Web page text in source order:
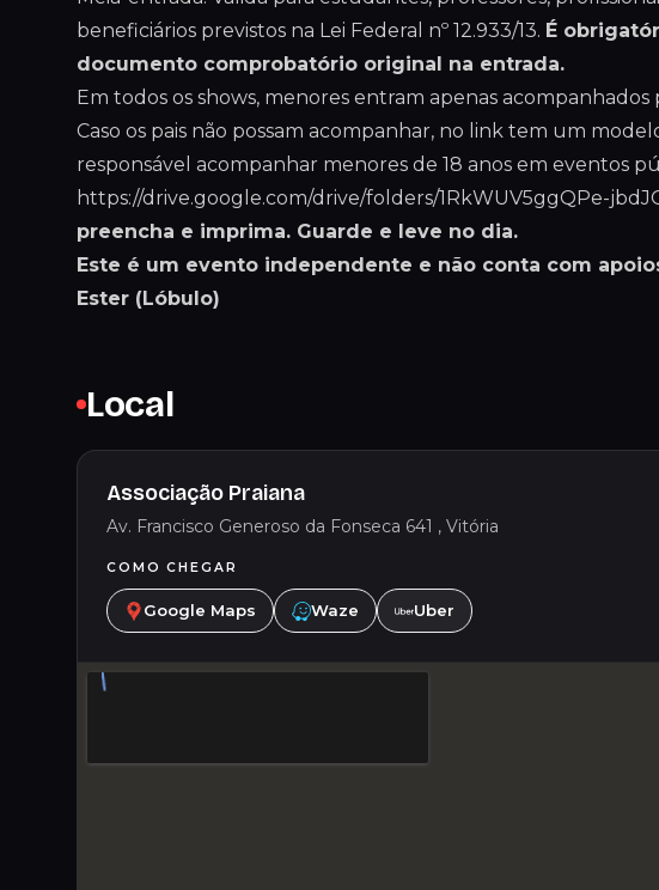
beneficiários previstos na Lei Federal nº 12.933/13. É
documento comprobatório original na entrada.
Em todos os shows, menores entram apenas acompanhados
Caso os pais não possam acompanhar, no link tem um
responsável acompanhar menores de 18 anos em eventos
https://drive.google.com/drive/folders/1RkWUV5ggQPe-
preencha e imprima. Guarde e leve no dia.
Este é um evento independente e não conta com
Ester (Lóbulo)
Local
Associação Praiana
Av. Francisco Generoso da Fonseca 641 , Vitória
COMO CHEGAR
Google Maps Waze Uber